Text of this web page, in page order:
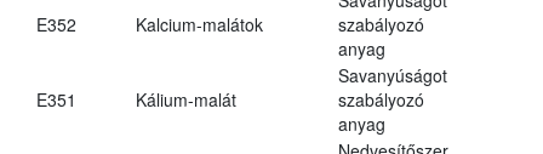
E352 Kalcium-malátok
szabályozó
anyag
E351 Kálium-malát
Savanyúságot
szabályozó
anyag